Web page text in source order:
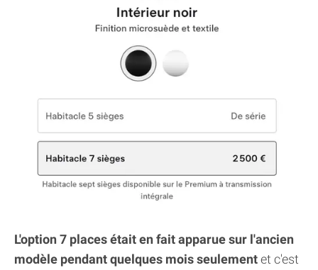
L'option 7 places était en fait apparue sur l'ancien
modèle pendant quelques mois seulementet c'est